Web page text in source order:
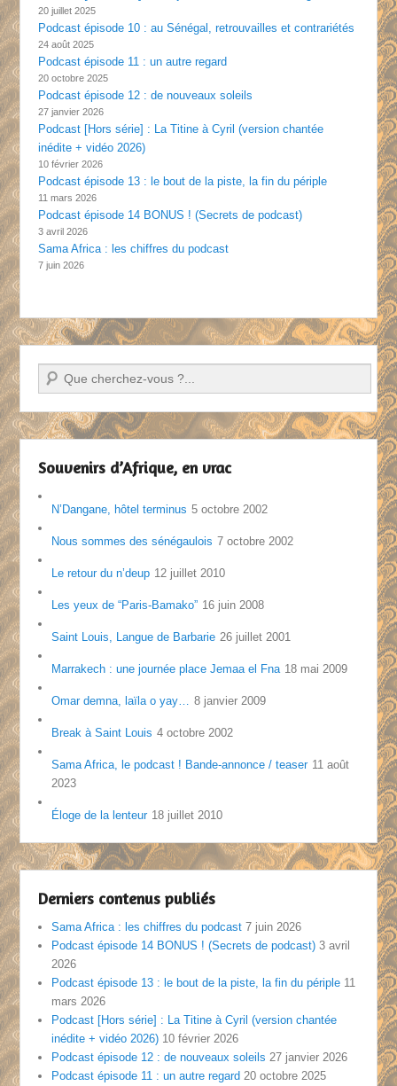
20 juillet 2025
Podcast épisode 10 : au Sénégal, retrouvailles et contrariétés
24 août 2025
Podcast épisode 11 : un autre regard
20 octobre 2025
Podcast épisode 12 : de nouveaux soleils
27 janvier 2026
Podcast [Hors série] : La Titine à Cyril (version chantée
inédite + vidéo 2026)
10 février 2026
Podcast épisode 13 : le bout de la piste, la fin du périple
11 mars 2026
Podcast épisode 14 BONUS ! (Secrets de podcast)
3 avril 2026
Sama Africa : les chiffres du podcast
7 juin 2026
Recherche
Souvenirs d’Afrique, en vrac
N’Dangane, hôtel terminus 5 octobre 2002
Nous sommes des sénégaulois 7 octobre 2002
Le retour du n’deup 12 juillet 2010
Les yeux de “Paris-Bamako” 16 juin 2008
Saint Louis, Langue de Barbarie 26 juillet 2001
Marrakech : une journée place Jemaa el Fna 18 mai 2009
Omar demna, laïla o yay… 8 janvier 2009
Break à Saint Louis 4 octobre 2002
Sama Africa, le podcast ! Bande-annonce / teaser 11 août
2023
Éloge de la lenteur 18 juillet 2010
Derniers contenus publiés
Sama Africa : les chiffres du podcast 7 juin 2026
Podcast épisode 14 BONUS ! (Secrets de podcast) 3 avril
2026
Podcast épisode 13 : le bout de la piste, la fin du périple 11
mars 2026
Podcast [Hors série] : La Titine à Cyril (version chantée
inédite + vidéo 2026) 10 février 2026
Podcast épisode 12 : de nouveaux soleils 27 janvier 2026
Podcast épisode 11 : un autre regard 20 octobre 2025